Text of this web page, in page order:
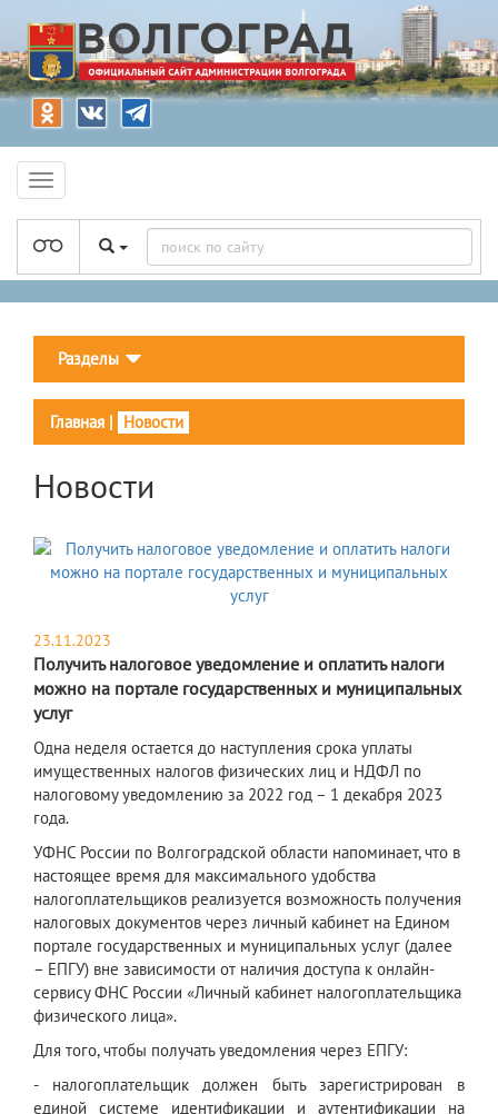
Разделы
Главная | Новости
Новости
23.11.2023
Получить налоговое уведомление и оплатить налоги
можно на портале государственных и муниципальных
услуг
Одна неделя остается до наступления срока уплаты
имущественных налогов физических лиц и НДФЛ по
налоговому уведомлению за 2022 год – 1 декабря 2023
года.
УФНС России по Волгоградской области напоминает, что в
настоящее время для максимального удобства
налогоплательщиков реализуется возможность получения
налоговых документов через личный кабинет на Едином
портале государственных и муниципальных услуг (далее
– ЕПГУ) вне зависимости от наличия доступа к онлайн-
сервису ФНС России «Личный кабинет налогоплательщика
физического лица».
Для того, чтобы получать уведомления через ЕПГУ:
- налогоплательщик должен быть зарегистрирован в
единой системе идентификации и аутентификации на